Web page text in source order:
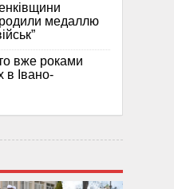
медаллю
вже роками
в Івано-